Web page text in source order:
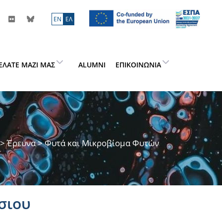
ΕN ΕΛ
ΜΑΖΊ ΜΑΣ ALUMNI ΕΠΙΚΟΙΝΩΝΊΑ
>Έρευνα> Φυτά και Μικροβίομα Φυτών